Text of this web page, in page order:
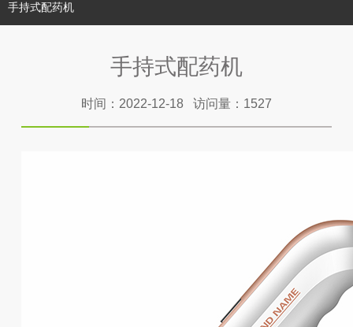
手持式配药机
手持式配药机
时间：2022-12-18 访问量：1527